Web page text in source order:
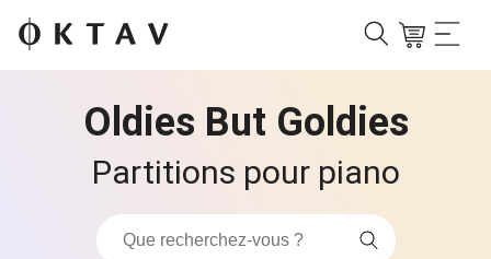
Oldies But Goldies
Partitions pour piano